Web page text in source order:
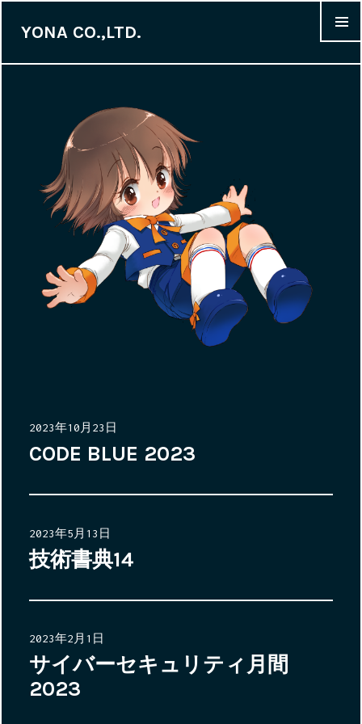
YONA CO.,LTD.
投
稿
2023年10月23日
CODE BLUE 2023
投
稿
日:
2023年5月13日
技術書典14
投
稿
日:
2023年2月1日
サイバーセキュリティ月間
2023